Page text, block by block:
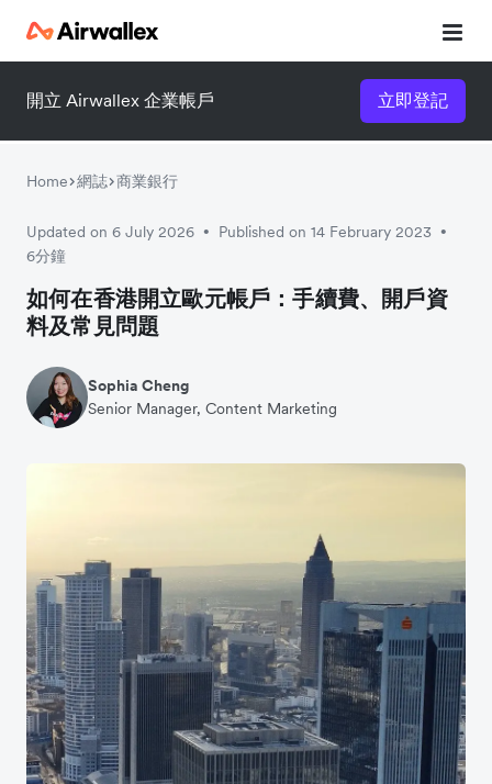
開立 Airwallex 企業帳戶 立即登記
Home 網誌 商業銀行
Updated on 6 July 2026 • Published on 14 February 2023 •
6分鐘
如何在香港開立歐元帳戶：手續費、開戶資
料及常見問題
Sophia Cheng
Senior Manager, Content Marketing
立即觀看 3 分鐘體驗短片
請填寫資料以觀體驗短片：